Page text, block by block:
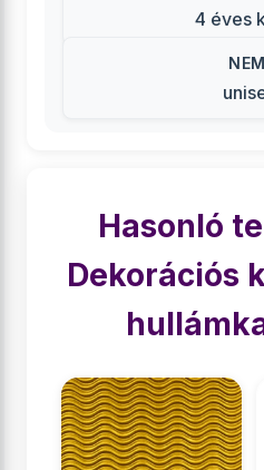
4 éves
Hasonló
Dekorációs